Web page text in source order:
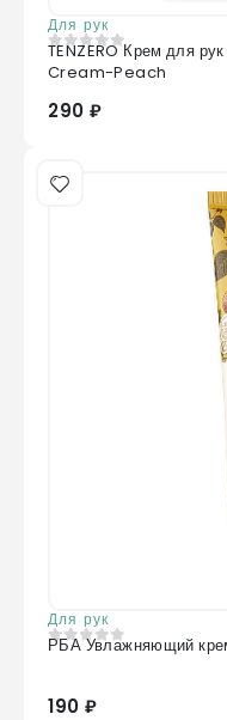
Для рук
0из 5
TENZERO Крем для
Cream-Peach
290 ₽
Для рук
0 из 5
РБА Увлажняющий
190 ₽